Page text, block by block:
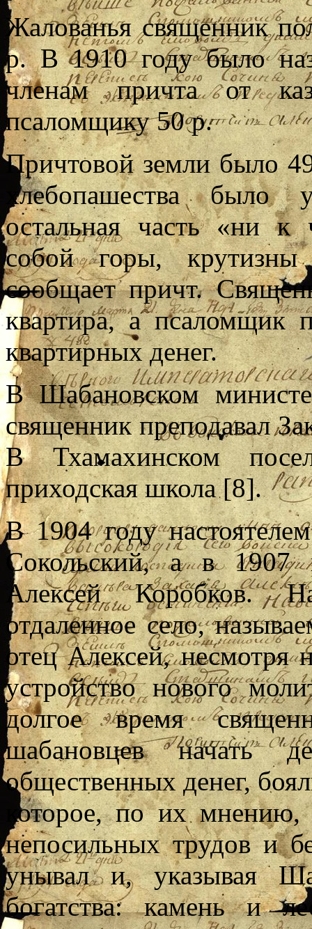
Жалованья священник
р. В 1910 году было
членам причта от
псаломщику 50 р.
Причтовой земли было
хлебопашества было
остальная часть «ни к
собой горы,
сообщает причт.
квартира, а псаломщик
квартирных денег.
В Шабановском
священник преподавал
В Тхамахинском
приходская школа [8].
В 1904 году
Сокольский, а в 1907
Алексей Коробков.
отдаленное село,
отец Алексей, несмотря
устройство нового
долгое время
шабановцев начать
общественных денег,
которое, по их
непосильных трудов и
унывал и, указывая
богатства: камень и